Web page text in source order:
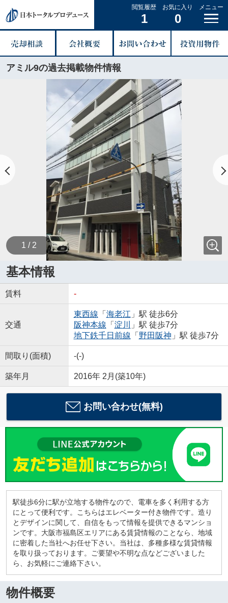
閲覧履歴
1
お気に入り
0
メニュー
アミル9の過去掲載物件情報
1 / 2
基本情報
賃料 -
交通
東西線 「 海老江 」駅 徒歩6分
阪神本線 「 淀川
」駅 徒歩7分
地下鉄千日前線 「 野田阪神 」駅 徒歩7分
間取り(面積) -(-)
築年月 2016年 2月(築10年)
お問い合わせ(無料)
駅徒歩6分に駅が立地する物件なので、電車を多く利用する方
にとって便利です。こちらはエレベーター付き物件です。造り
とデザインに関して、自信をもって情報を提供できるマンショ
ンです。大阪市福島区エリアにある賃貸情報のことなら、地域
に密着した当社へお任せ下さい。当社は、多種多様な賃貸情報
を取り扱っております。ご要望や不明な点などございました
ら、お気軽にご連絡下さい。
物件概要